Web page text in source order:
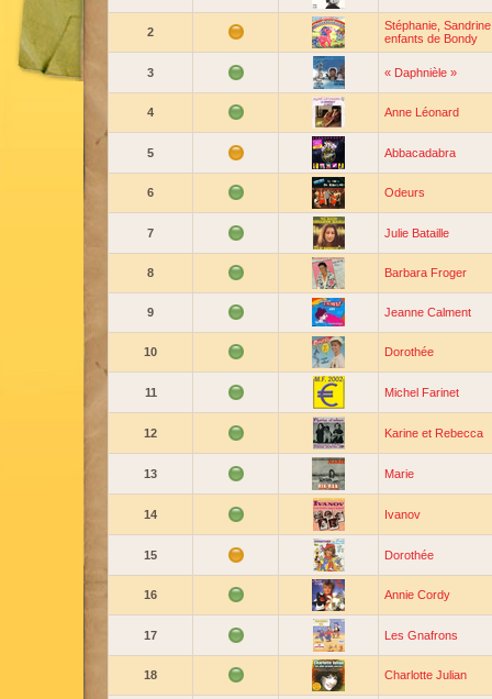
2
Stéphanie,
enfants de Bondy
3 « Daphnièle »
4 Anne Léonard
5 Abbacadabra
6 Odeurs
7 Julie Bataille
8 Barbara Froger
9 Jeanne Calment
10 Dorothée
11 Michel Farinet
12 Karine et Rebecca
13 Marie
14 Ivanov
15 Dorothée
16 Annie Cordy
17 Les Gnafrons
18 Charlotte Julian